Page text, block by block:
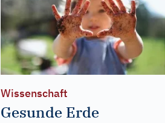
Wissenschaft
Gesunde Erde